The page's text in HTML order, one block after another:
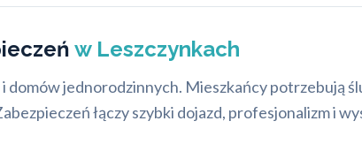
w Leszczynkach
domów jednorodzinnych. Mieszkańcy potrzebują
łączy szybki dojazd, profesjonalizm i